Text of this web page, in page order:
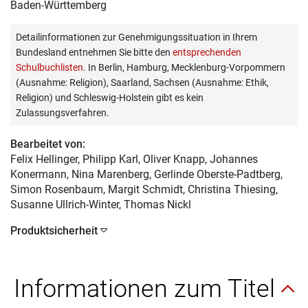
Baden-Württemberg
Detailinformationen zur Genehmigungssituation in Ihrem
Bundesland entnehmen Sie bitte den entsprechenden
Schulbuchlisten. In Berlin, Hamburg, Mecklenburg-Vorpommern
(Ausnahme: Religion), Saarland, Sachsen (Ausnahme: Ethik,
Religion) und Schleswig-Holstein gibt es kein
Zulassungsverfahren.
Bearbeitet von:
Felix Hellinger, Philipp Karl, Oliver Knapp, Johannes
Konermann, Nina Marenberg, Gerlinde Oberste-Padtberg,
Simon Rosenbaum, Margit Schmidt, Christina Thiesing,
Susanne Ullrich-Winter, Thomas Nickl
Produktsicherheit
Informationen zum Titel